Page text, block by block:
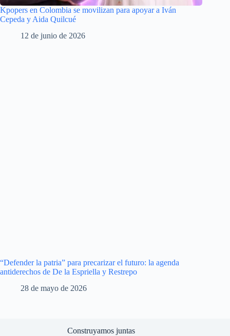
Kpopers en Colombia se movilizan para apoyar a Iván
Cepeda y Aida Quilcué
12 de junio de 2026
“Defender la patria” para precarizar el futuro: la agenda
antiderechos de De la Espriella y Restrepo
28 de mayo de 2026
Construyamos juntas